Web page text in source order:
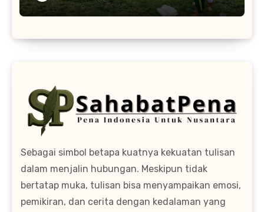
Sebagai simbol betapa kuatnya kekuatan tulisan
dalam menjalin hubungan. Meskipun tidak
bertatap muka, tulisan bisa menyampaikan emosi,
pemikiran, dan cerita dengan kedalaman yang